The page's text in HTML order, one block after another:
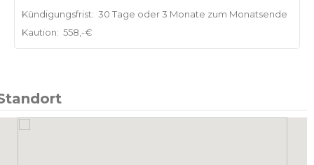
Kündigungsfrist: 30 Tage oder 3 Monate zum Monatsende
Kaution: 558,-€